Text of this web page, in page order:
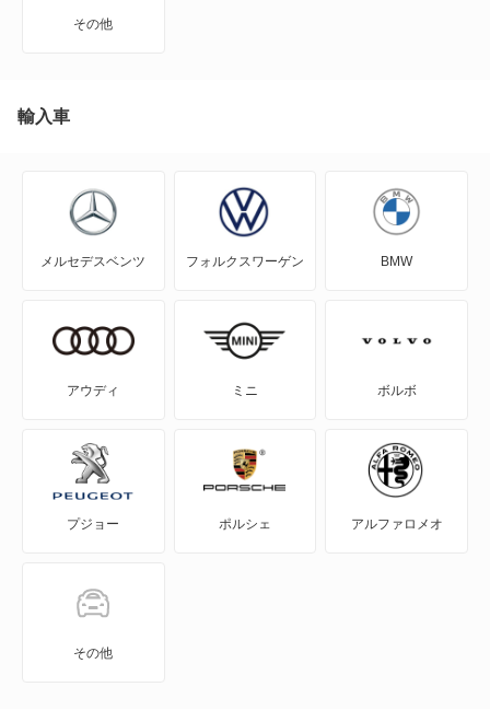
クロスゴルフ
コラード
ゴルフ
ゴルフ GTE
ゴルフR ヴァリアント
ゴルフトゥーラン
ゴルフプラス
その他
輸入車
メルセデスベンツ フォルクスワーゲン BMW
アウディ ミニ ボルボ
プジョー ポルシェ アルファロメオ
その他